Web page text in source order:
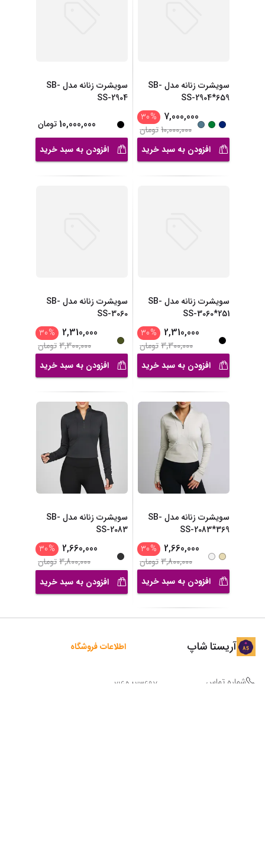
سویشرت زنانه مدل SB-
SS-2904*659
7,000,000
%
30
10,000,000تومان
افزودن به سبد خرید
سویشرت زنانه مدل SB-
SS-2904
10,000,000 تومان
افزودن به سبد خرید
سویشرت زنانه مدل SB-
SS-3060*251
2,310,000
%
30
3,300,000تومان
افزودن به سبد خرید
سویشرت زنانه مدل SB-
SS-3060
2,310,000
%
30
3,300,000تومان
افزودن به سبد خرید
سویشرت زنانه مدل SB-
SS-2083*369
2,660,000
%
30
3,800,000تومان
افزودن به سبد خرید
سویشرت زنانه مدل SB-
SS-2083
2,660,000
%
30
3,800,000تومان
افزودن به سبد خرید
آریستا شاپ اطلاعات فروشگاه
شماره تماس 02165823697